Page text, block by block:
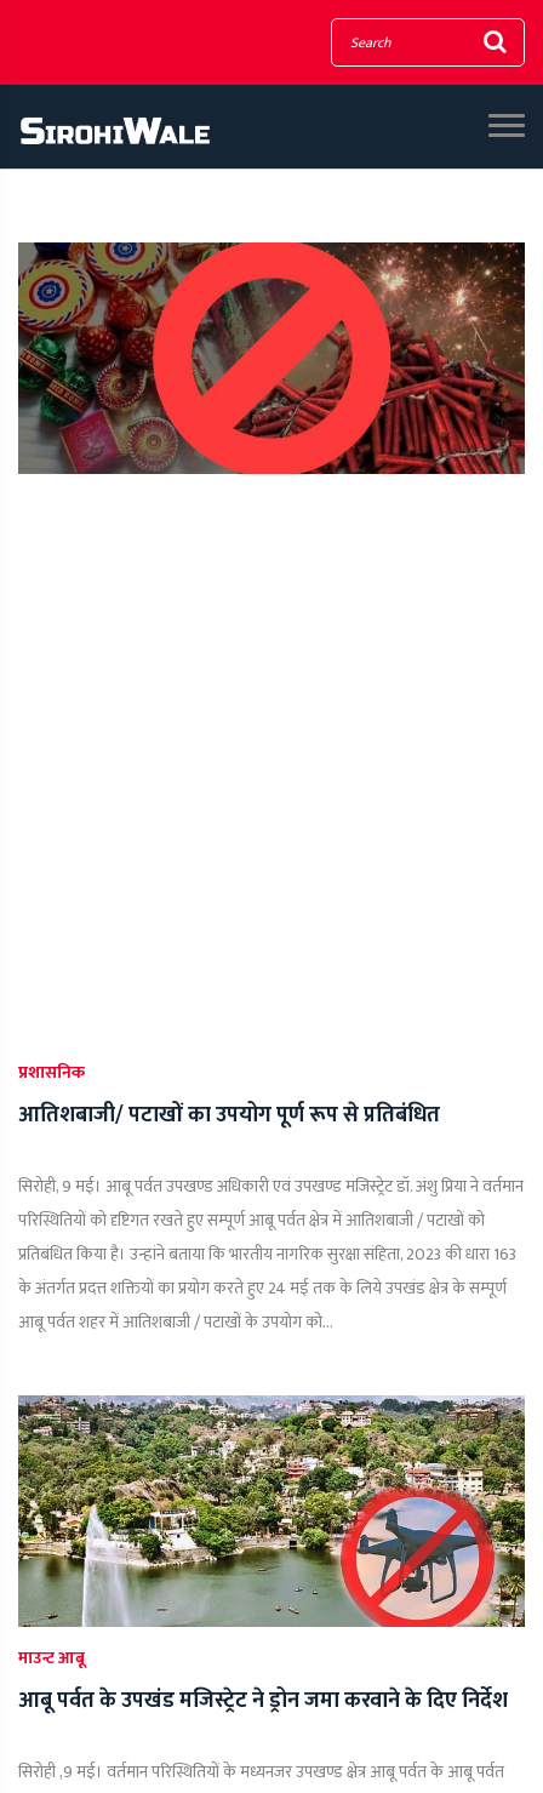
प्रशासनिक
आतिशबाजी/ पटाखों का उपयोग पूर्ण रूप से प्रतिबंधित
सिरोही, 9 मई। आबू पर्वत उपखण्ड अधिकारी एवं उपखण्ड मजिस्ट्रेट डॉ. अंशु प्रिया ने वर्तमान
परिस्थितियों को दृष्टिगत रखते हुए सम्पूर्ण आबू पर्वत क्षेत्र में आतिशबाजी / पटाखों को
प्रतिबंधित किया है। उन्हांने बताया कि भारतीय नागरिक सुरक्षा संहिता, 2023 की धारा 163
के अंतर्गत प्रदत्त शक्तियों का प्रयोग करते हुए 24 मई तक के लिये उपखंड क्षेत्र के सम्पूर्ण
आबू पर्वत शहर में आतिशबाजी / पटाखों के उपयोग को...
माउन्ट आबू
आबू पर्वत के उपखंड मजिस्ट्रेट ने ड्रोन जमा करवाने के दिए निर्देश
सिरोही ,9 मई। वर्तमान परिस्थितियों के मध्यनजर उपखण्ड क्षेत्र आबू पर्वत के आबू पर्वत